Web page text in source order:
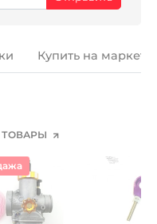
Купить на
ТОВАРЫ